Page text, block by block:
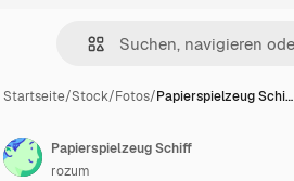
Startseite/Stock/Fotos/Papierspielzeug Schi…
Papierspielzeug Schiff
rozum